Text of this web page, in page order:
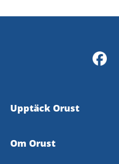
Upptäck Orust
Se och göra
Om Orust